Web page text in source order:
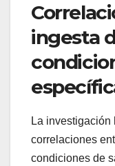
ingesta
La
correlaciones
condiciones de